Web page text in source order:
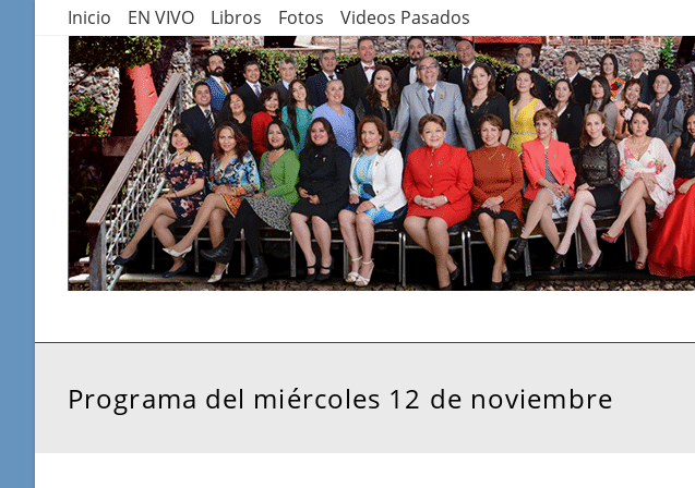
contenido
Inicio EN VIVO Libros Fotos Videos Pasados
Programa del miércoles 12 de noviembre